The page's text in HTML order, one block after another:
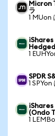
Micron
ラ
1 MUon
1
SPDR
1
iShares
(Ondo
1